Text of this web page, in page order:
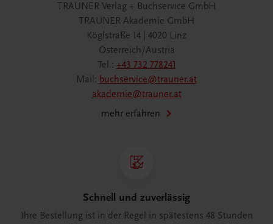
TRAUNER Verlag + Buchservice GmbH
TRAUNER Akademie GmbH
Köglstraße 14 | 4020 Linz
Österreich/Austria
Tel.: +43 732 778241
Mail: buchservice@trauner.at
akademie@trauner.at
mehr erfahren
Schnell und zuverlässig
Ihre Bestellung ist in der Regel in spätestens 48 Stunden